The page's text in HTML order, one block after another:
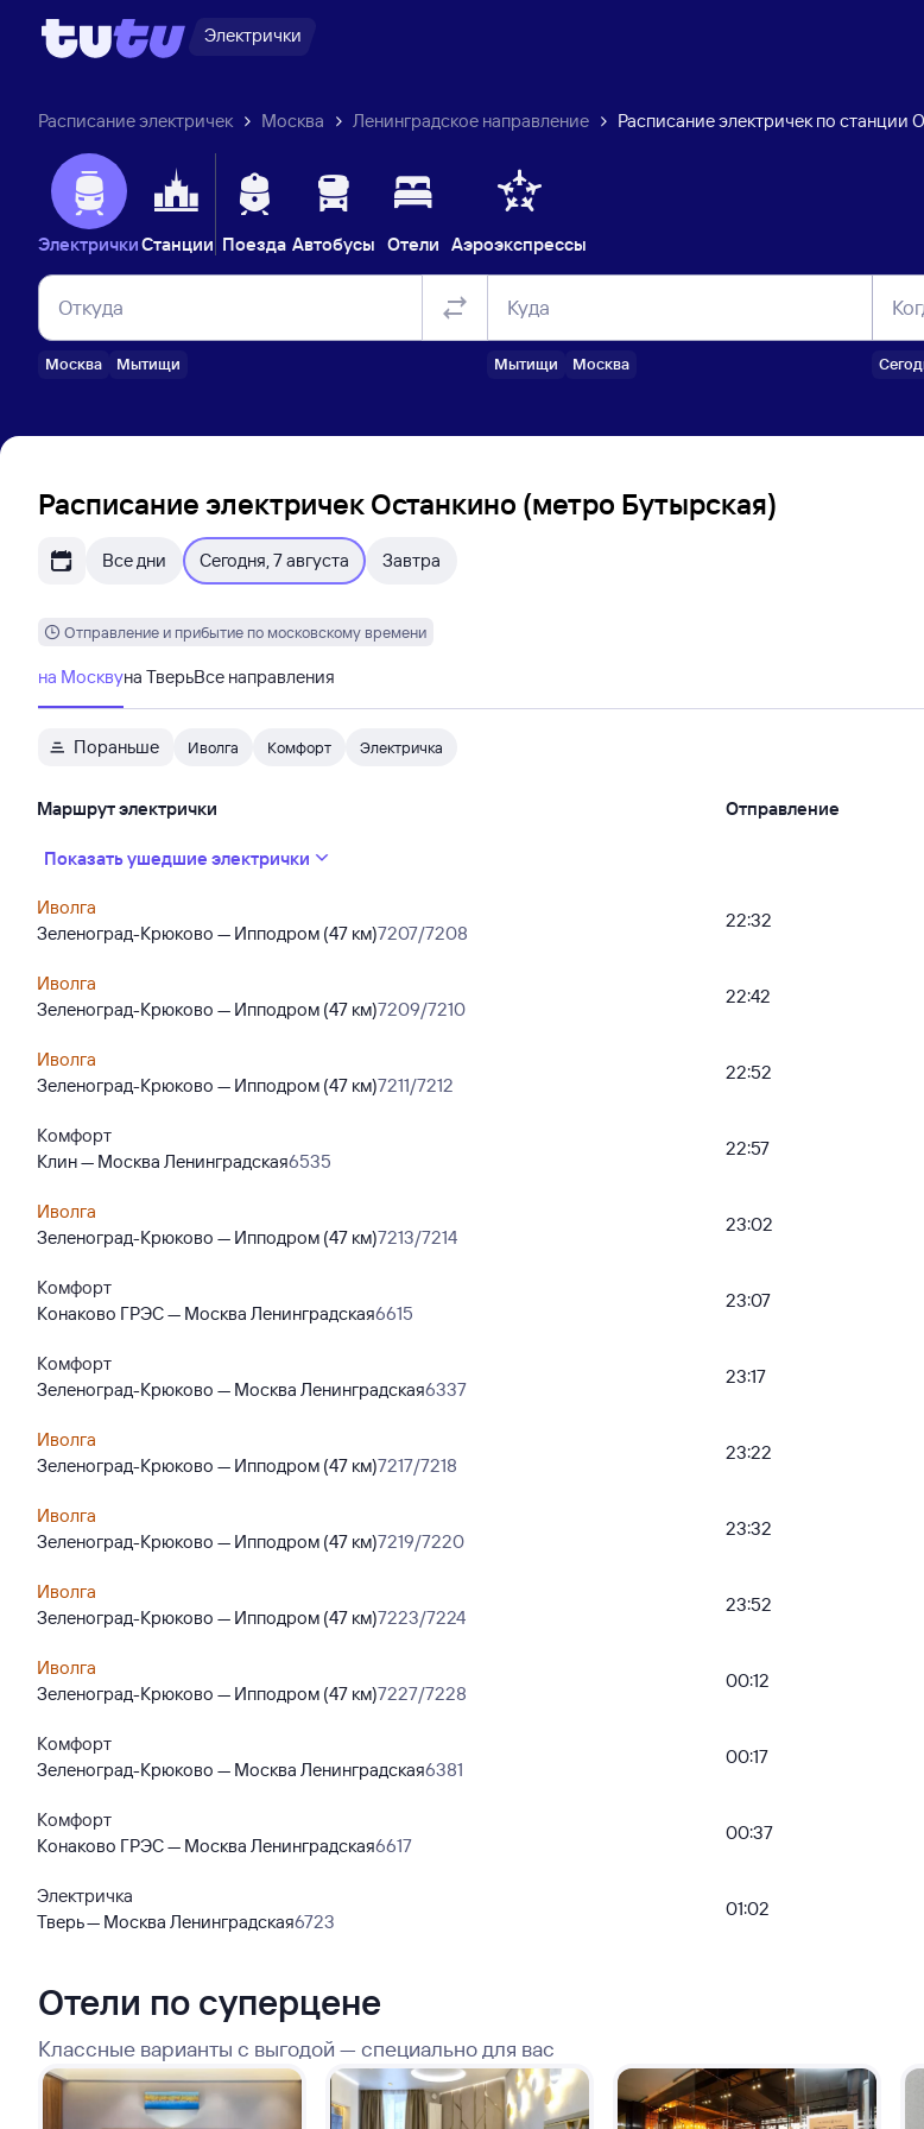
Электрички
Расписание электричек Москва Ленинградское направление Расписание электричек по станции
ЭлектричкиСтанции Поезда Автобусы Отели Аэроэкспрессы
Откуда
Москва Мытищи
Куда
Мытищи Москва
Расписание электричек Останкино (метро Бутырская)
Все дни Сегодня, 7 августа Завтра
Отправление и прибытие по московскому времени
на Москвуна ТверьВсе направления
Пораньше Иволга Комфорт Электричка
Маршрут электрички Отправление
Показать ушедшие электрички
Иволга
Зеленоград-Крюково — Ипподром (47 км)7207/7208
22:32
Иволга
Зеленоград-Крюково — Ипподром (47 км)7209/7210
22:42
Иволга
Зеленоград-Крюково — Ипподром (47 км)7211/7212
22:52
Комфорт
Клин — Москва Ленинградская6535
22:57
Иволга
Зеленоград-Крюково — Ипподром (47 км)7213/7214
23:02
Комфорт
Конаково ГРЭС — Москва Ленинградская6615
23:07
Комфорт
Зеленоград-Крюково — Москва Ленинградская6337
23:17
Иволга
Зеленоград-Крюково — Ипподром (47 км)7217/7218
23:22
Иволга
Зеленоград-Крюково — Ипподром (47 км)7219/7220
23:32
Иволга
Зеленоград-Крюково — Ипподром (47 км)7223/7224
23:52
Иволга
Зеленоград-Крюково — Ипподром (47 км)7227/7228
00:12
Комфорт
Зеленоград-Крюково — Москва Ленинградская6381
00:17
Комфорт
Конаково ГРЭС — Москва Ленинградская6617
00:37
Электричка
Тверь — Москва Ленинградская6723
01:02
Отели по суперцене
Классные варианты с выгодой — специально для вас